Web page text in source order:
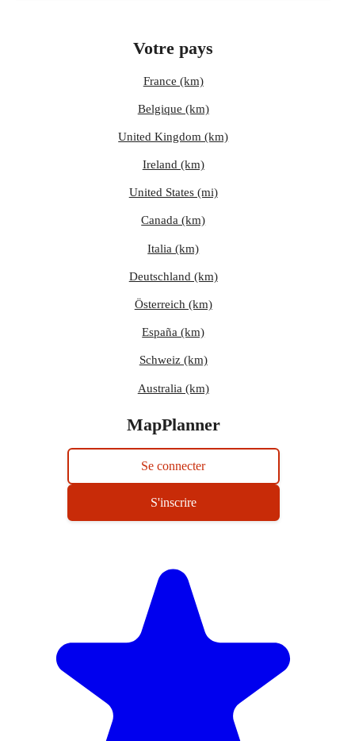
Votre pays
France (km)
Belgique (km)
United Kingdom (km)
Ireland (km)
United States (mi)
Canada (km)
Italia (km)
Deutschland (km)
Österreich (km)
España (km)
Schweiz (km)
Australia (km)
MapPlanner
Se connecter
S'inscrire